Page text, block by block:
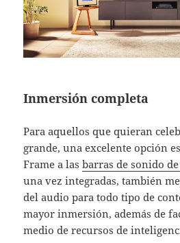
Inmersión completa
Para aquellos que quieran
grande, una excelente opción
Frame a lasbarras de sonido
una vez integradas, también
del audio para todo tipo de
mayor inmersión, además de
medio de recursos de